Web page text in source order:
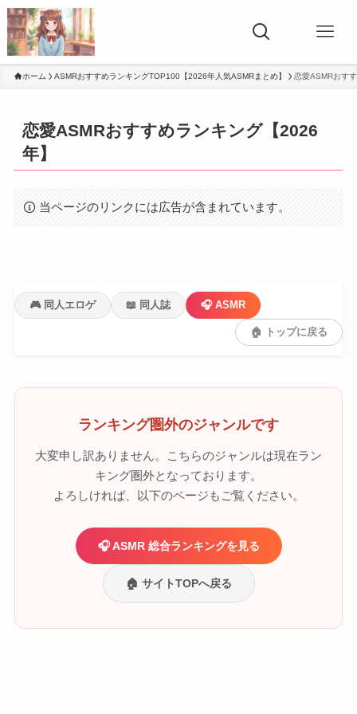
ホーム ASMRおすすめランキングTOP100【2026年人気ASMRまとめ】 恋愛ASMRおす
恋愛ASMRおすすめランキング【2026
年】
当ページのリンクには広告が含まれています。
🎮 同人エロゲ 📖 同人誌 🎧 ASMR
🏠 トップに戻る
ランキング圏外のジャンルです
大変申し訳ありません。こちらのジャンルは現在ラン
キング圏外となっております。
よろしければ、以下のページもご覧ください。
🎧 ASMR 総合ランキングを見る
🏠 サイトTOPへ戻る